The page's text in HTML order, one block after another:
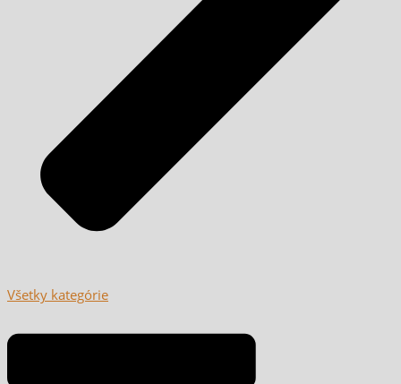
Všetky kategórie